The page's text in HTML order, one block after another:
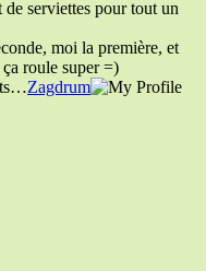
serviettes pour tout un
moi la première, et
roule super =)
Zagdrum